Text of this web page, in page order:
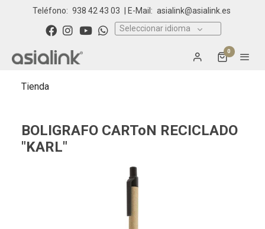
Teléfono: 938 42 43 03 | E-Mail: asialink@asialink.es
Seleccionar idioma
0
Tienda
BOLIGRAFO CARToN RECICLADO
"KARL"